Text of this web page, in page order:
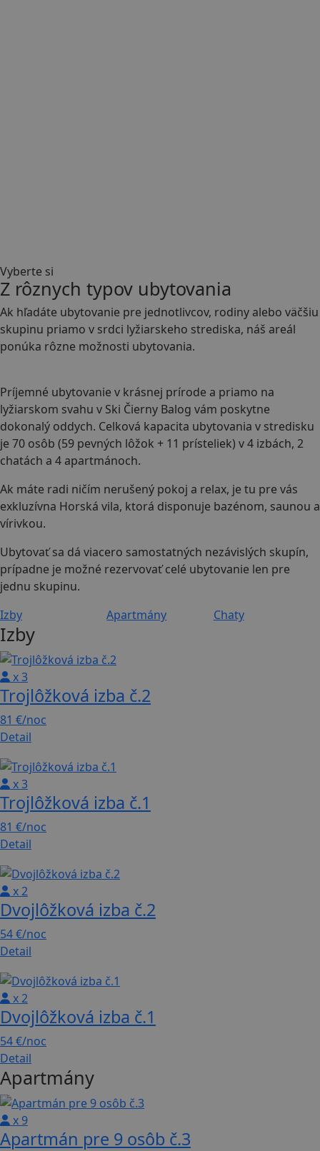
Vyberte si
Z rôznych typov ubytovania
Ak hľadáte ubytovanie pre jednotlivcov, rodiny alebo väčšiu
skupinu priamo v srdci lyžiarskeho strediska, náš areál
ponúka rôzne možnosti ubytovania.
Príjemné ubytovanie v krásnej prírode a priamo na
lyžiarskom svahu v Ski Čierny Balog vám poskytne
dokonalý oddych. Celková kapacita ubytovania v stredisku
je 70 osôb (59 pevných lôžok + 11 prísteliek) v 4 izbách, 2
chatách a 4 apartmánoch.
Ak máte radi ničím nerušený pokoj a relax, je tu pre vás
exkluzívna Horská vila, ktorá disponuje bazénom, saunou a
vírivkou.
Ubytovať sa dá viacero samostatných nezávislých skupín,
prípadne je možné rezervovať celé ubytovanie len pre
jednu skupinu.
Izby
Apartmány Chaty
Izby
x 3
Trojlôžková izba č.2
81 €/noc
Detail
x 3
Trojlôžková izba č.1
81 €/noc
Detail
x 2
Dvojlôžková izba č.2
54 €/noc
Detail
x 2
Dvojlôžková izba č.1
54 €/noc
Detail
Apartmány
x 9
Apartmán pre 9 osôb č.3